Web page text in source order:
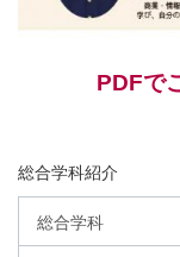
PDFで
総合学科紹介
総合学科